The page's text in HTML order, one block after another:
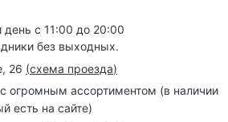
с 11:00 до 20:00
без выходных.
26 (схема проезда)
огромным ассортиментом (в наличии
есть на сайте)